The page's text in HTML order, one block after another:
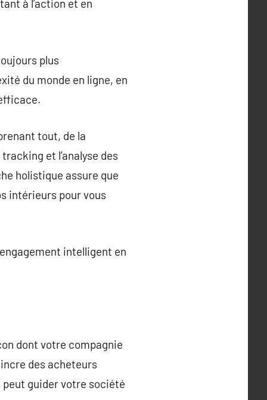
à l’action et en
plus
du monde en ligne, en
tout, de la
et l’analyse des
holistique assure que
intérieurs pour vous
intelligent en
dont votre compagnie
des acheteurs
guider votre société